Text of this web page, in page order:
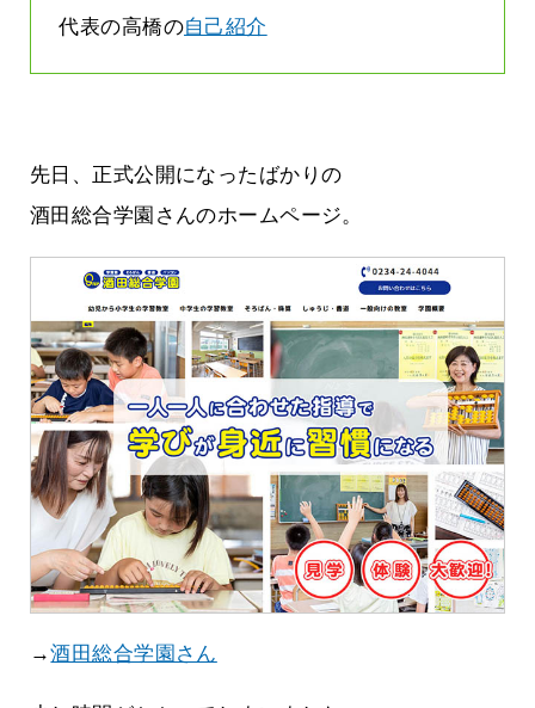
代表の高橋の自己紹介
先日、正式公開になったばかりの
酒田総合学園さんのホームページ。
→酒田総合学園さん